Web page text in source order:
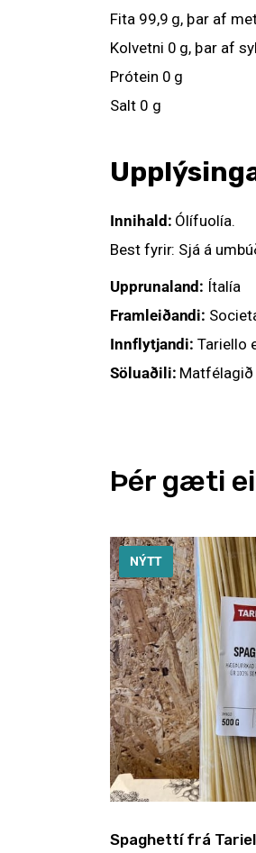
Fita 99,9 g, þar af
Kolvetni 0 g, þar af
Prótein 0 g
Salt 0 g
Innihald: Ólífuolía.
Best fyrir: Sjá á
Upprunaland: Ítalía
Framleiðandi:
Innflytjandi: Tariello
Söluaðili: Matfélagið
Þér gæti
NÝTT
Spaghettí frá